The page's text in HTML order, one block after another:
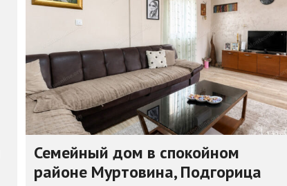
Семейный дом в спокойном
районе Муртовина, Подгорица